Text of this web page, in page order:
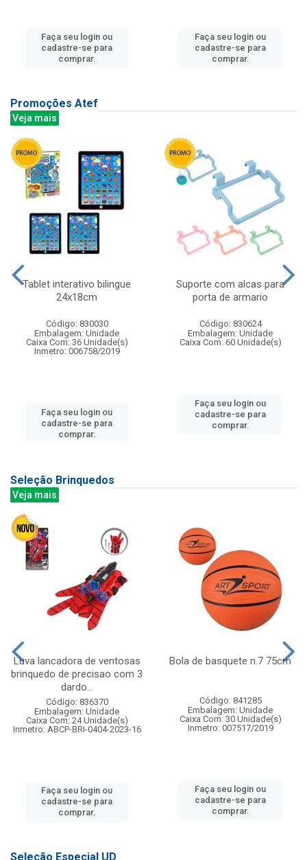
Faça seu login ou
cadastre-se para
comprar.
Faça seu login ou
cadastre-se para
comprar.
Promoções Atef
Veja mais
Tablet interativo bilingue
24x18cm
Código: 830030
Embalagem: Unidade
Caixa Com: 36 Unidade(s)
Inmetro: 006758/2019
Faça seu login ou
cadastre-se para
comprar.
Suporte com alcas para
porta de armario
Código: 830624
Embalagem: Unidade
Caixa Com: 60 Unidade(s)
Faça seu login ou
cadastre-se para
comprar.
Seleção Brinquedos
Veja mais
Luva lancadora de ventosas
brinquedo de precisao com 3
dardo...
Código: 836370
Embalagem: Unidade
Caixa Com: 24 Unidade(s)
Inmetro: ABCP-BRI-0404-2023-16
Faça seu login ou
cadastre-se para
comprar.
Bola de basquete n.7 75cm
Código: 841285
Embalagem: Unidade
Caixa Com: 30 Unidade(s)
Inmetro: 007517/2019
Faça seu login ou
cadastre-se para
comprar.
Seleção Especial UD